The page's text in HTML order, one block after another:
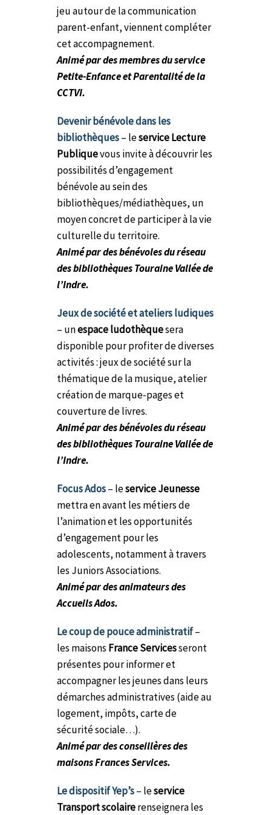
jeu autour de la communication
parent-enfant, viennent compléter
cet accompagnement.
Animé par des membres du service
Petite-Enfance et Parentalité de la
CCTVI.
Devenir bénévole dans les
bibliothèques– leservice Lecture
Publiquevous invite à découvrir les
possibilités d’engagement
bénévole au sein des
bibliothèques/médiathèques, un
moyen concret de participer à la vie
culturelle du territoire.
Animé par des bénévoles du réseau
des bibliothèques Touraine Vallée de
l’Indre.
Jeux de société et ateliers ludiques
– unespace ludothèquesera
disponible pour profiter de diverses
activités : jeux de société sur la
thématique de la musique, atelier
création de marque-pages et
couverture de livres.
Animé par des bénévoles du réseau
des bibliothèques Touraine Vallée de
l’Indre.
Focus Ados– leservice Jeunesse
mettra en avant les métiers de
l’animation et les opportunités
d’engagement pour les
adolescents, notamment à travers
les Juniors Associations.
Animé par des animateurs des
Accueils Ados.
Le coup de pouce administratif–
les maisons France Servicesseront
présentes pour informer et
accompagner les jeunes dans leurs
démarches administratives (aide au
logement, impôts, carte de
sécurité sociale…).
Animé par des conseillères des
maisons Frances Services.
Le dispositif Yep’s– leservice
Transport scolairerenseignera les